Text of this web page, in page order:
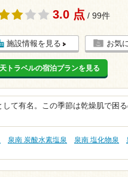
3.0 点 / 99件
施設情報を見る お気
トラベルの宿泊プランを見る
て有名。この季節は乾燥肌で困
泉南 炭酸水素塩泉 泉南 塩化物泉